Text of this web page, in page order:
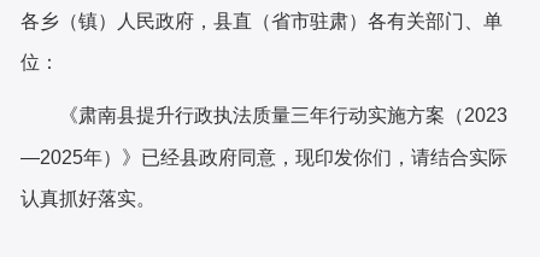
各乡（镇）人民政府，县直 （省市驻肃）各有关部门、单
位：
《肃南县提升行政执法质量三年行动实施方案 （2023
—2025年）》 已经县政府同意，现印发你们，请结合实际
认真抓好落实。